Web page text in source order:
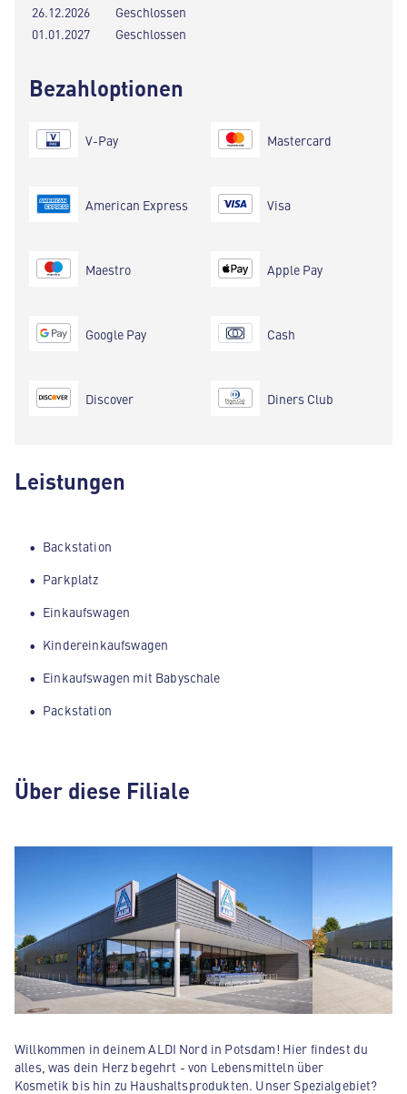
26.12.2026
Geschlossen
01.01.2027
Geschlossen
Bezahloptionen
V-Pay
American Express
Maestro
Google Pay
Discover
Mastercard
Visa
Apple Pay
Cash
Diners Club
Leistungen
Backstation
Parkplatz
Einkaufswagen
Kindereinkaufswagen
Einkaufswagen mit Babyschale
Packstation
Über diese Filiale
Willkommen in deinem ALDI Nord in Potsdam! Hier findest du
alles, was dein Herz begehrt - von Lebensmitteln über
Kosmetik bis hin zu Haushaltsprodukten. Unser Spezialgebiet?